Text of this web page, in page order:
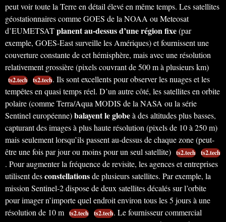
peut voir toute la Terre en détail élevé en même temps. Les satellites
géostationnaires comme GOES de la NOAA ou Meteosat
d’EUMETSATplanent au-dessus d’une région fixe(par
exemple, GOES-East surveille les Amériques) et fournissent une
couverture constante de cet hémisphère, mais avec une résolution
relativement grossière (pixels couvrant de 500 m à plusieurs km)
ts2.tech ts2.tech. Ils sont excellents pour observer les nuages et les
tempêtes en quasi temps réel. D’un autre côté, les satellites en orbite
polaire (comme Terra/Aqua MODIS de la NASA ou la série
Sentinel européenne)balayent le globeà des altitudes plus basses,
capturant des images à plus haute résolution (pixels de 10 à 250 m)
mais seulement lorsqu’ils passent au-dessus de chaque zone (peut-
être une fois par jour ou moins pour un seul satellite) ts2.tech ts2.tech
. Pour augmenter la fréquence de revisite, les agences et entreprises
utilisent desconstellationsde plusieurs satellites. Par exemple, la
mission Sentinel-2 dispose de deux satellites décalés sur l’orbite
pour imager n’importe quel endroit environ tous les 5 jours à une
résolution de 10 m ts2.tech ts2.tech. Le fournisseur commercial